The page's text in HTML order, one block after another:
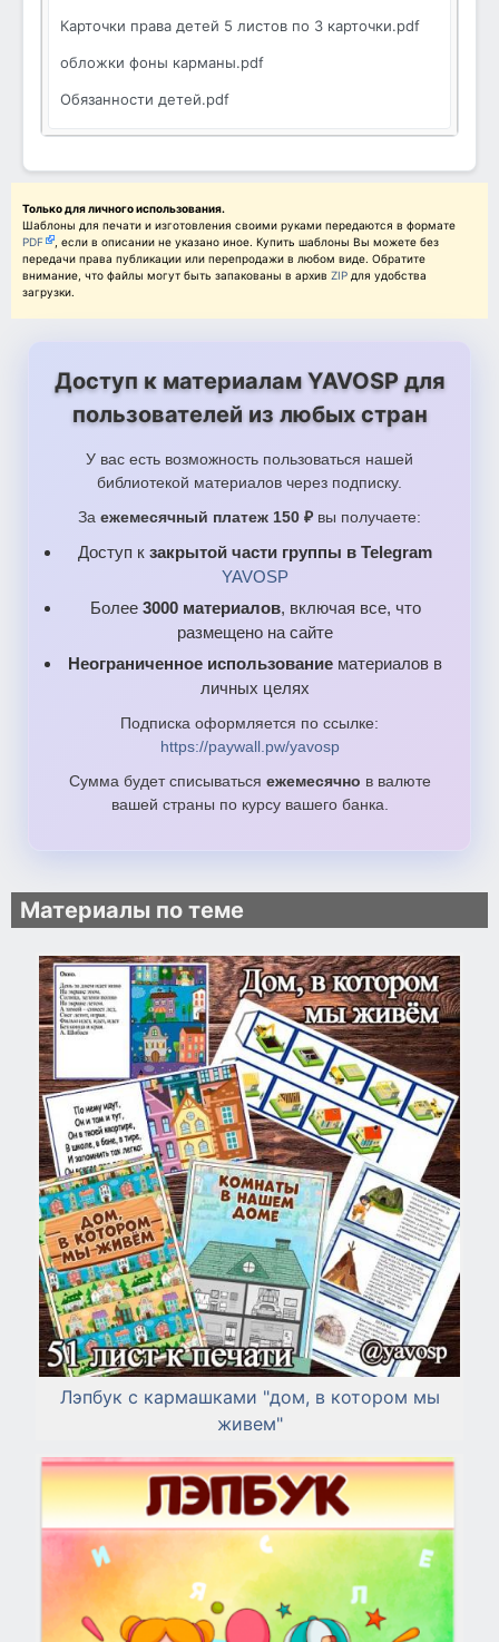
Карточки права детей 5 листов по 3 карточки.pdf
обложки фоны карманы.pdf
Обязанности детей.pdf
олнышко и ребусы.pdf
Стихи и загадки 5 листов по 2 карточки.pdf
Только для личного использования.
Шаблоны для печати и изготовления своими руками передаются в формате
PDF
, если в описании не указано иное. Купить шаблоны Вы можете без
передачи права публикации или перепродажи в любом виде. Обратите
внимание, что файлы могут быть запакованы в архив ZIP для удобства
загрузки.
Доступ к материалам YAVOSP для
пользователей из любых стран
У вас есть возможность пользоваться нашей
библиотекой материалов через подписку.
За ежемесячный платеж 150 ₽ вы получаете:
Доступ к закрытой части группы в Telegram
YAVOSP
Более 3000 материалов, включая все, что
размещено на сайте
Неограниченное использование материалов в
личных целях
Подписка оформляется по ссылке:
https://paywall.pw/yavosp
Сумма будет списываться ежемесячно в валюте
вашей страны по курсу вашего банка.
Материалы по теме
Лэпбук с кармашками "дом, в котором мы
живем"